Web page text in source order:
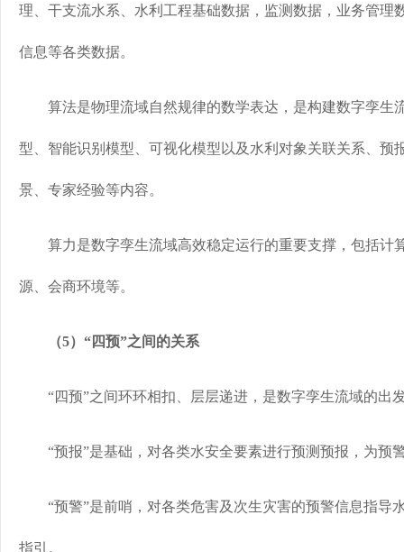
理、干支流水系、水利工程基础数据，监测数据，业务管理
信息等各类数据。
算法是物理流域自然规律的数学表达，是构建数字孪生
型、智能识别模型、可视化模型以及水利对象关联关系、预
景、专家经验等内容。
算力是数字孪生流域高效稳定运行的重要支撑，包括计
源、会商环境等。
（5）“四预”之间的关系
“四预”之间环环相扣、层层递进，是数字孪生流域的出
“预报”是基础，对各类水安全要素进行预测预报，为预
“预警”是前哨，对各类危害及次生灾害的预警信息指导
指引。